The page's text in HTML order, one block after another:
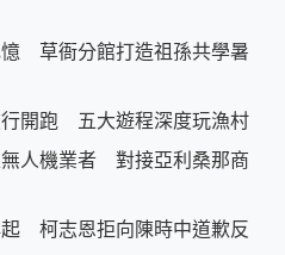
草衙分館打造祖孫共學暑
行開跑 五大遊程深度玩漁村
人機業者 對接亞利桑那商
柯志恩拒向陳時中道歉反